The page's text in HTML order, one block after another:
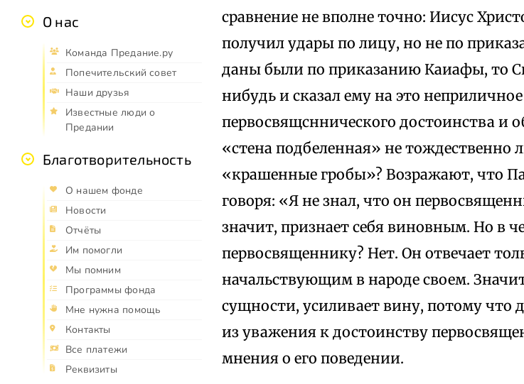
О нас
Команда Предание.ру
Попечительский совет
Наши друзья
Известные люди о
Предании
Благотворительность
О нашем фонде
Новости
Отчёты
Им помогли
Мы помним
Программы фонда
Мне нужна помощь
Контакты
Все платежи
Реквизиты
сравнение не вполне точно: Иисус
получил удары по лицу, но не по
даны были по приказанию Каиафы, то
нибудь и сказал ему на это неприличное
первосвящсннического достоинства и
«стена подбеленная» не тождественно
«крашенные гробы»? Возражают, что
говоря: «Я не знал, что он
значит, признает себя виновным. Но в
первосвященнику? Нет. Он отвечает
начальствующим в народе своем.
сущности, усиливает вину, потому что
из уважения к достоинству
мнения о его поведении.